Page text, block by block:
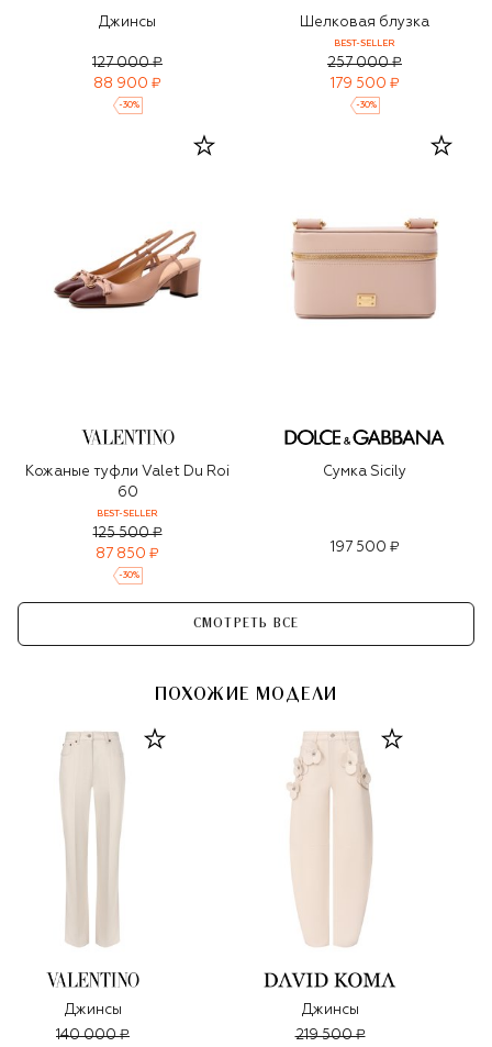
Джинсы
127 000 ₽
88 900 ₽
-30%
Шелковая блузка
BEST-SELLER
257 000 ₽
179 500 ₽
-30%
Кожаные туфли Valet Du Roi
60
BEST-SELLER
125 500 ₽
87 850 ₽
-30%
Сумка Sicily
197 500 ₽
СМОТРЕТЬ ВСЕ
ПОХОЖИЕ МОДЕЛИ
Джинсы
140 000 ₽
Джинсы
219 500 ₽